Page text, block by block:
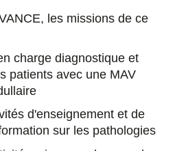
les missions de ce
charge diagnostique et
patients avec une MAV
d'enseignement et de
sur les pathologies